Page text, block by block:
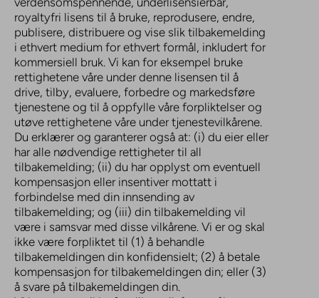
royaltyfri lisens til å bruke, reprodusere, endre,
publisere, distribuere og vise slik tilbakemelding
i ethvert medium for ethvert formål, inkludert for
kommersiell bruk. Vi kan for eksempel bruke
rettighetene våre under denne lisensen til å
drive, tilby, evaluere, forbedre og markedsføre
tjenestene og til å oppfylle våre forpliktelser og
utøve rettighetene våre under tjenestevilkårene.
Du erklærer og garanterer også at: (i) du eier eller
har alle nødvendige rettigheter til all
tilbakemelding; (ii) du har opplyst om eventuell
kompensasjon eller insentiver mottatt i
forbindelse med din innsending av
tilbakemelding; og (iii) din tilbakemelding vil
være i samsvar med disse vilkårene. Vi er og skal
ikke være forpliktet til (1) å behandle
tilbakemeldingen din konfidensielt; (2) å betale
kompensasjon for tilbakemeldingen din; eller (3)
å svare på tilbakemeldingen din.